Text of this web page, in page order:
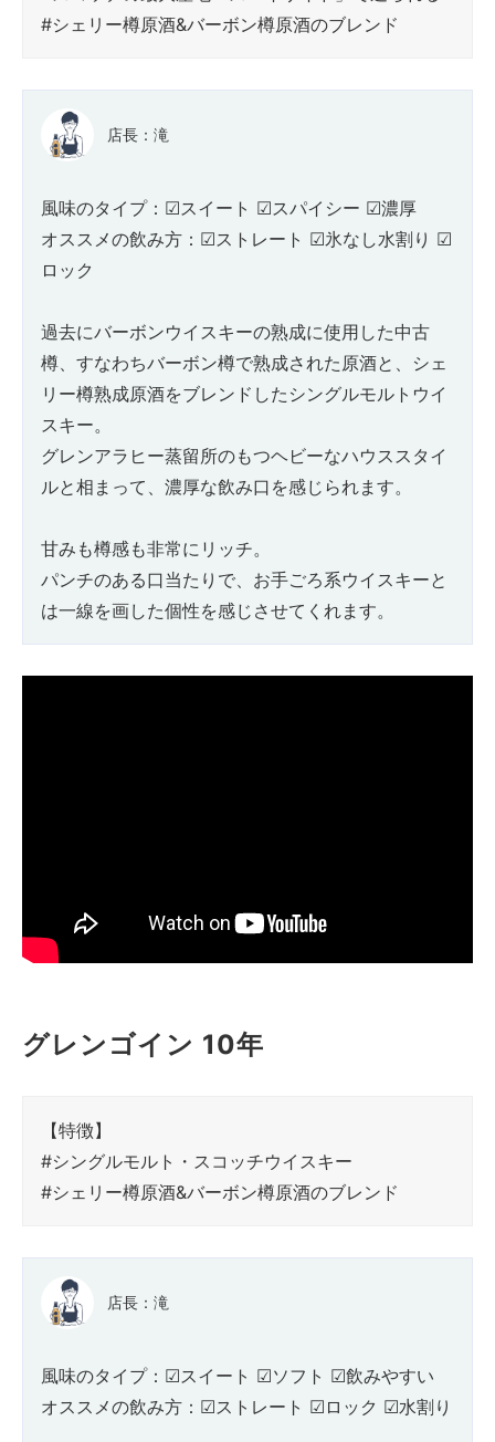
#シェリー樽原酒&バーボン樽原酒のブレンド
店長：滝
風味のタイプ：☑スイート ☑スパイシー ☑濃厚
オススメの飲み方：☑ストレート ☑氷なし水割り ☑
ロック
過去にバーボンウイスキーの熟成に使用した中古
樽、すなわちバーボン樽で熟成された原酒と、シェ
リー樽熟成原酒をブレンドしたシングルモルトウイ
スキー。
グレンアラヒー蒸留所のもつヘビーなハウススタイ
ルと相まって、濃厚な飲み口を感じられます。
甘みも樽感も非常にリッチ。
パンチのある口当たりで、お手ごろ系ウイスキーと
は一線を画した個性を感じさせてくれます。
グレンゴイン 10年
【特徴】
#シングルモルト・スコッチウイスキー
#シェリー樽原酒&バーボン樽原酒のブレンド
店長：滝
風味のタイプ：☑スイート ☑ソフト ☑飲みやすい
オススメの飲み方：☑ストレート ☑ロック ☑水割り